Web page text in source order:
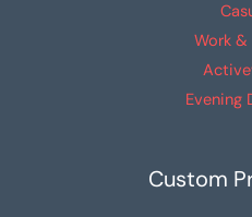
Work
Evening
Custom